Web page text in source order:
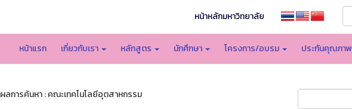
หน้าหลักมหาวิทยาลัย
หน้าแรก เกี่ยวกับเรา หลักสูตร นักศึกษา โครงการ/อบรม ประกันคุณภาพ
ผลการค้นหา : คณะเทคโนโลยีอุตสาหกรรม